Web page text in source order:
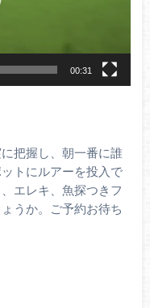
00:31
把握し、朝一番に誰
トにルアーを投入で
エレキ、魚探つきフ
うか。ご予約お待ち